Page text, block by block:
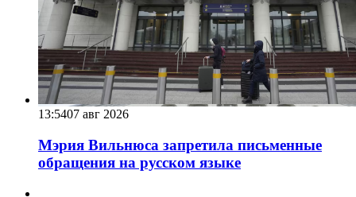
13:5407 авг 2026
Мэрия Вильнюса запретила письменные
обращения на русском языке